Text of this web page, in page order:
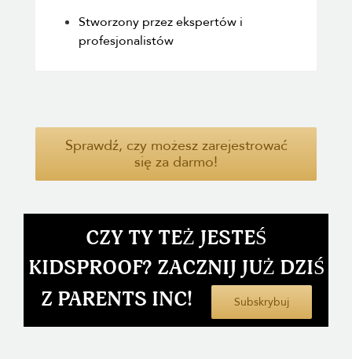
Stworzony przez ekspertów i
profesjonalistów
Sprawdź, czy możesz zarejestrować
się za darmo!
CZY TY TEŻ JESTEŚ
KIDSPROOF? ZACZNIJ JUŻ DZIŚ
Z PARENTS INC!
Subskrybuj